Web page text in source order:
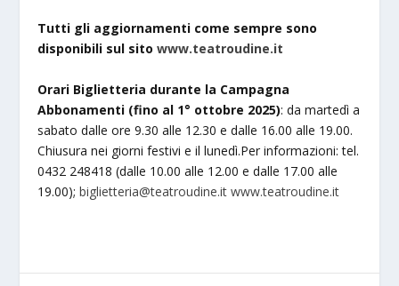
Tutti gli aggiornamenti come sempre sono
disponibili sul sitowww.teatroudine.it
Orari Biglietteria durante la Campagna
Abbonamenti (fino al 1° ottobre 2025): da martedì a
sabato dalle ore 9.30 alle 12.30 e dalle 16.00 alle 19.00.
Chiusura nei giorni festivi e il lunedì.Per informazioni: tel.
0432 248418 (dalle 10.00 alle 12.00 e dalle 17.00 alle
19.00);biglietteria@teatroudine.it www.teatroudine.it